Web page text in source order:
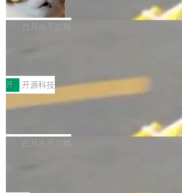
k：Compress images：添加将 GIF 图像转换
JPEG/WebP 的选项 ToC Editor：添加一个按
流、布局系统、API 稳定性、性能、跨平台五
维度逐一批判了 SwiftUI。最让人印象深刻的一
一，界面错位。他说这个问题"两年前就发现了
至今没变"。 数据流方面，Manshin 指出
I 的属性包装器演进史...
DBeaver 是一个免费开源的通用数据库工具，
用于开发人员和数据库管理员。DBeaver
AI 聊天功能（添加了一些快捷键）</span></li>
<li><span style="color:#000000">新增了始终
在新 SQL 控制台中打开 AI 生成的脚本的功能</
span></li> <li><span
白开水不加糖
2026卫星活动——第二届多语种对话语音语言
型挑战赛 （Multilingual Conversational Speec
h Language Model Challenge，MLC-SLM）T
ask 1赛道中，传音TEX AI中心语音算法团队以
自主研发的说话人归属多语种自动语音识别系
开 开源科技
Qwen3.8-Max 发布，下周开源 Qwen3.
千问大模型宣布正式推出 Qwen 家族迄今最强
的模型 Qwen3.8-Max，也是其首个 Max 规模
白开水不加糖